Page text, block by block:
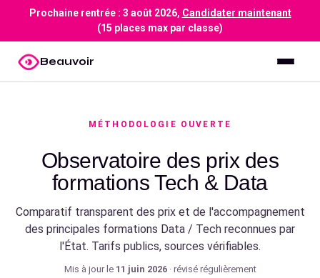
Prochaine rentrée : 3 août 2026, Candidater maintenant
(15 places max par classe)
Beauvoir
MÉTHODOLOGIE OUVERTE
Observatoire des prix des
formations Tech & Data
Comparatif transparent des prix et de l'accompagnement
des principales formations Data / Tech reconnues par
l'État. Tarifs publics, sources vérifiables.
Mis à jour le 11 juin 2026· révisé régulièrement